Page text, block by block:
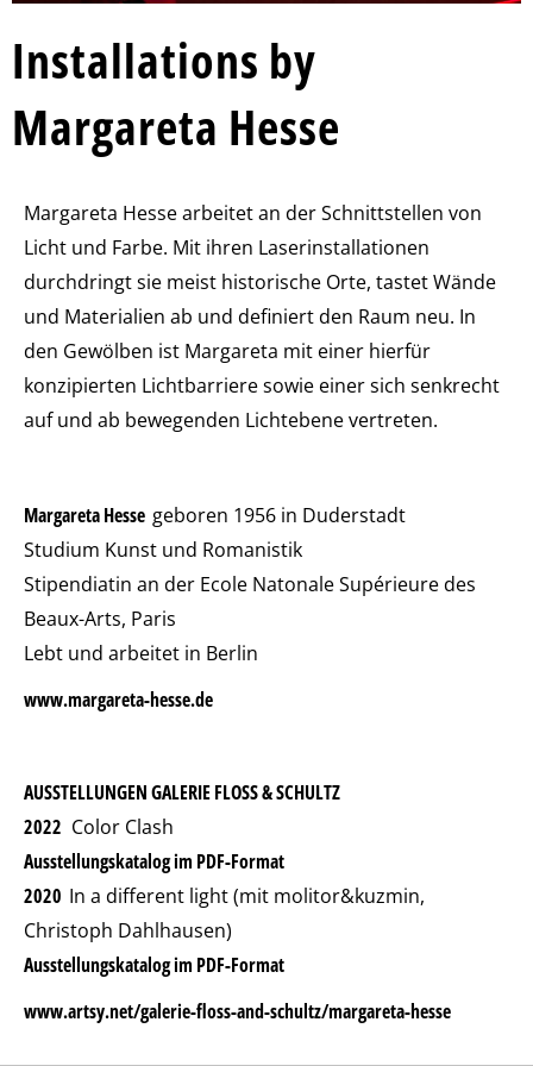
Installations by
Margareta Hesse
Margareta Hesse arbeitet an der Schnittstellen von
Licht und Farbe. Mit ihren Laserinstallationen
durchdringt sie meist historische Orte, tastet Wände
und Materialien ab und definiert den Raum neu. In
den Gewölben ist Margareta mit einer hierfür
konzipierten Lichtbarriere sowie einer sich senkrecht
auf und ab bewegenden Lichtebene vertreten.
Margareta Hesse geboren 1956 in Duderstadt
Studium Kunst und Romanistik
Stipendiatin an der Ecole Natonale Supérieure des
Beaux-Arts, Paris
Lebt und arbeitet in Berlin
www.margareta-hesse.de
AUSSTELLUNGEN GALERIE FLOSS & SCHULTZ
2022 Color Clash
Ausstellungskatalog im PDF-Format
2020 In a different light (mit molitor&kuzmin,
Christoph Dahlhausen)
Ausstellungskatalog im PDF-Format
www.artsy.net/galerie-floss-and-schultz/margareta-hesse